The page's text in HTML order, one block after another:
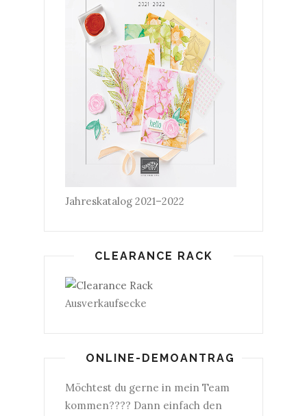
Jahreskatalog 2021–2022
CLEARANCE RACK
Ausverkaufsecke
ONLINE-DEMOANTRAG
Möchtest du gerne in mein Team
kommen???? Dann einfach den